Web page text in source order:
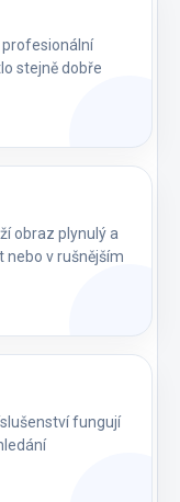
profesionální
stejně dobře
obraz plynulý a
nebo v rušnějším
fungují